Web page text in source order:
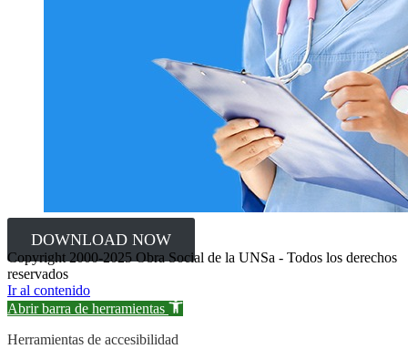
DOWNLOAD NOW
Copyright 2000-2025 Obra Social de la UNSa - Todos los derechos
reservados
Ir al contenido
Abrir barra de herramientas
Herramientas de accesibilidad